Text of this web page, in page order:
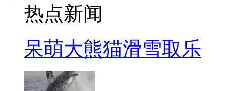
热点新闻
呆萌大熊猫滑雪取乐